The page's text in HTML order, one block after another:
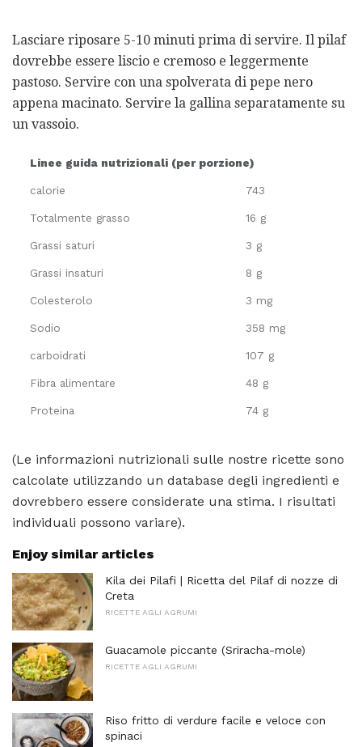
Lasciare riposare 5-10 minuti prima di servire. Il pilaf
dovrebbe essere liscio e cremoso e leggermente
pastoso. Servire con una spolverata di pepe nero
appena macinato. Servire la gallina separatamente su
un vassoio.
Linee guida nutrizionali (per porzione)
calorie 743
Totalmente grasso 16 g
Grassi saturi 3 g
Grassi insaturi 8 g
Colesterolo 3 mg
Sodio 358 mg
carboidrati 107 g
Fibra alimentare 48 g
Proteina 74 g
(Le informazioni nutrizionali sulle nostre ricette sono
calcolate utilizzando un database degli ingredienti e
dovrebbero essere considerate una stima. I risultati
individuali possono variare).
Enjoy similar articles
Kila dei Pilafi | Ricetta del Pilaf di nozze di
Creta
RICETTE AGLI AGRUMI
Guacamole piccante (Sriracha-mole)
RICETTE AGLI AGRUMI
Riso fritto di verdure facile e veloce con
spinaci